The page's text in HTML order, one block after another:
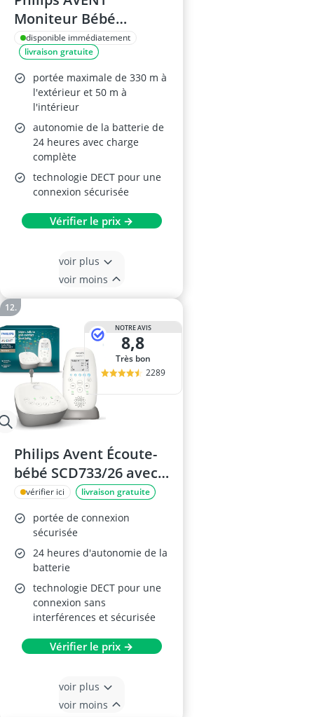
Moniteur Bébé
SCD715/26
disponible immédiatement
livraison gratuite
portée maximale de 330 m à
l'extérieur et 50 m à
l'intérieur
autonomie de la batterie de
24 heures avec charge
complète
technologie DECT pour une
connexion sécurisée
Vérifier le prix →
voir plus
voir moins
NOTRE AVIS
8,8
Très bon
2289
Philips Avent Écoute-
bébé SCD733/26 avec
veilleuse
vérifier ici livraison gratuite
portée de connexion
sécurisée
24 heures d'autonomie de la
batterie
technologie DECT pour une
connexion sans
interférences et sécurisée
Vérifier le prix →
voir plus
voir moins